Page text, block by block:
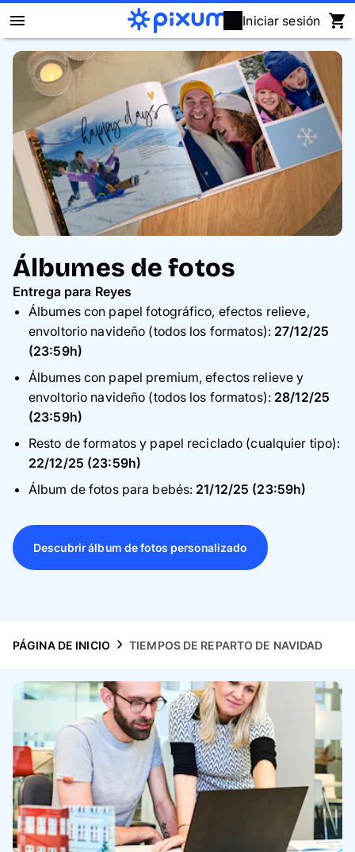
Iniciar sesión
Álbum Digital Pixum
Cuadros
Puzzles
Calendarios
Regalos
Fundas
Tarjetas
Inspiración
Atención al cliente
Álbumes de fotos
Entrega para Reyes
Álbumes con papel fotográfico, efectos relieve,
envoltorio navideño (todos los formatos):27/12/25
(23:59h)
Álbumes con papel premium, efectos relieve y
envoltorio navideño (todos los formatos): 28/12/25
(23:59h)
Resto de formatos y papel reciclado (cualquier tipo):
22/12/25 (23:59h)
Álbum de fotos para bebés: 21/12/25 (23:59h)
Descubrir álbum de fotos personalizado
PÁGINA DE INICIO TIEMPOS DE REPARTO DE NAVIDAD